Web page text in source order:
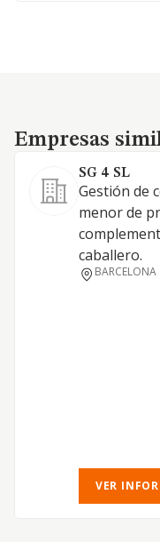
Empresas similares
Empresas
SG 4 SL
Gestión de
menor de
caballero.
BARCELONA
VER